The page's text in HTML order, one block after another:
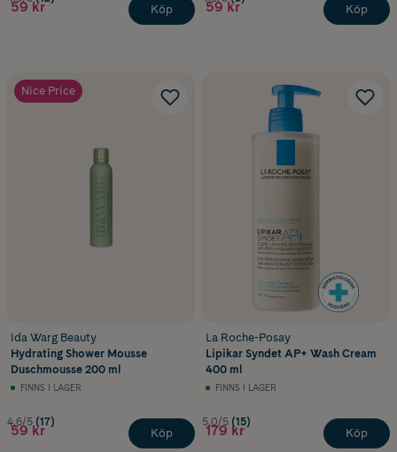
59 kr Köp 59 kr Köp
Nice Price
Ida Warg Beauty
Hydrating Shower Mousse
Duschmousse 200 ml
FINNS I LAGER
4.6/5 (17)
59 kr Köp
La Roche-Posay
Lipikar Syndet AP+ Wash Cream
400 ml
FINNS I LAGER
5.0/5 (15)
179 kr Köp